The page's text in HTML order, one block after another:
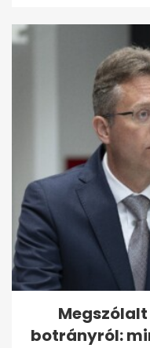
Megszólalt
botrányról: